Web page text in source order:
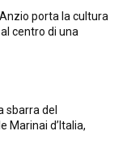
porta la cultura
centro di una
sbarra del
Marinai d’Italia,